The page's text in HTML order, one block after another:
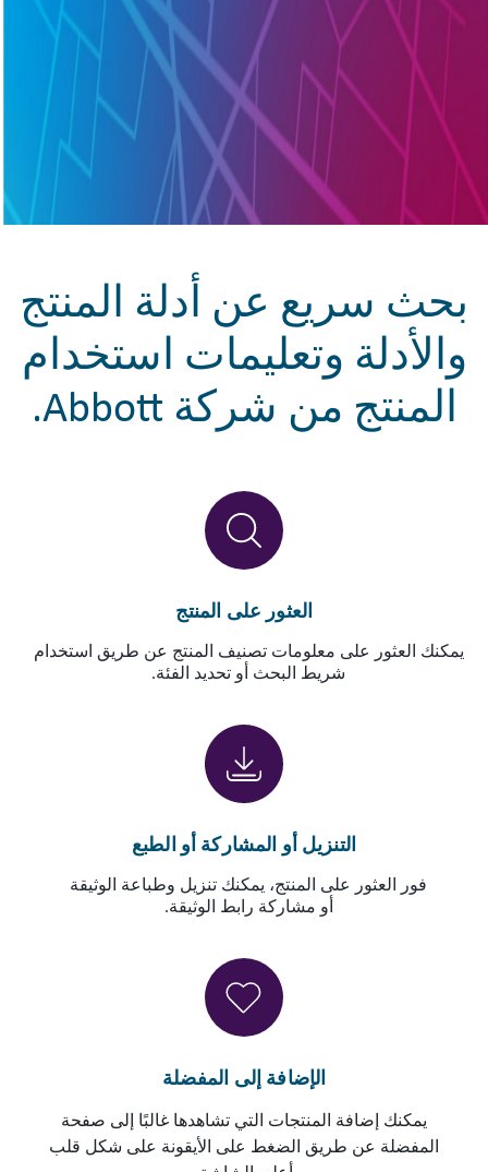
بحث سريع عن أدلة المنتج
والأدلة وتعليمات استخدام
المنتج من شركة Abbott.
العثور على المنتج
يمكنك العثور على معلومات تصنيف المنتج عن طريق استخدام
شريط البحث أو تحديد الفئة.
التنزيل أو المشاركة أو الطبع
فور العثور على المنتج، يمكنك تنزيل وطباعة الوثيقة
أو مشاركة رابط الوثيقة.
الإضافة إلى المفضلة
يمكنك إضافة المنتجات التي تشاهدها غالبًا إلى صفحة
المفضلة عن طريق الضغط على الأيقونة على شكل قلب